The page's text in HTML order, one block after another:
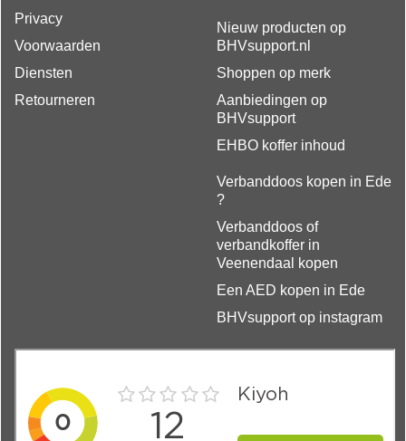
Privacy
Voorwaarden
Diensten
Retourneren
Nieuw producten op
BHVsupport.nl
Shoppen op merk
Aanbiedingen op
BHVsupport
EHBO koffer inhoud
Verbanddoos kopen in Ede
?
Verbanddoos of
verbandkoffer in
Veenendaal kopen
Een AED kopen in Ede
BHVsupport op instagram